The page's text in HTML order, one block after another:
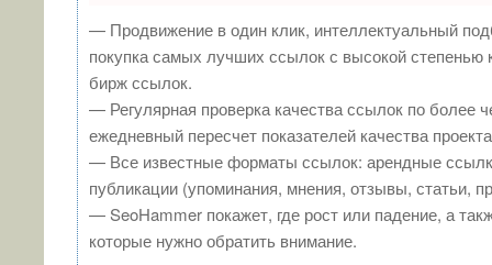
— Продвижение в один клик, интеллектуальный
покупка самых лучших ссылок с высокой степенью
бирж ссылок.
— Регулярная проверка качества ссылок по более
ежедневный пересчет показателей качества
— Все известные форматы ссылок: арендные
публикации (упоминания, мнения, отзывы, статьи,
— SeoHammer покажет, где рост или падение, а
которые нужно обратить внимание.